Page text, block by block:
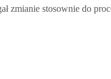
zmianie stosownie do